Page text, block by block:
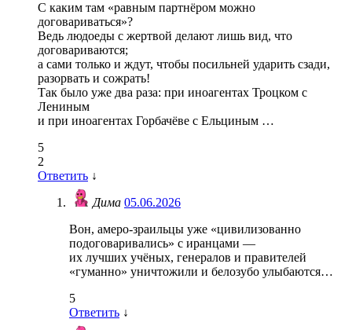
С каким там «равным партнёром можно
договариваться»?
Ведь людоеды с жертвой делают лишь вид, что
договариваются;
а сами только и ждут, чтобы посильней ударить сзади,
разорвать и сожрать!
Так было уже два раза: при иноагентах Троцком с
Лениным
и при иноагентах Горбачёве с Ельциным …
5
2
Ответить ↓
Дима 05.06.2026
Вон, амеро-зраильцы уже «цивилизованно
подоговаривались» с иранцами —
их лучших учёных, генералов и правителей
«гуманно» уничтожили и белозубо улыбаются…
5
Ответить ↓